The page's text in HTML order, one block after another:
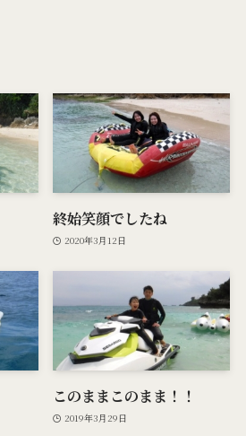
終始笑顔でしたね
2020年3月12日
このままこのまま！！
2019年3月29日